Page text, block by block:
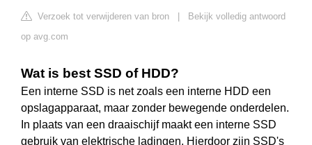
Verzoek tot verwijderen van bron
Bekijk volledig antwoord
op avg.com
Wat is best SSD of HDD?
Een interne SSD is net zoals een interne HDD een
opslagapparaat, maar zonder bewegende onderdelen.
In plaats van een draaischijf maakt een interne SSD
gebruik van elektrische ladingen. Hierdoor zijn SSD's